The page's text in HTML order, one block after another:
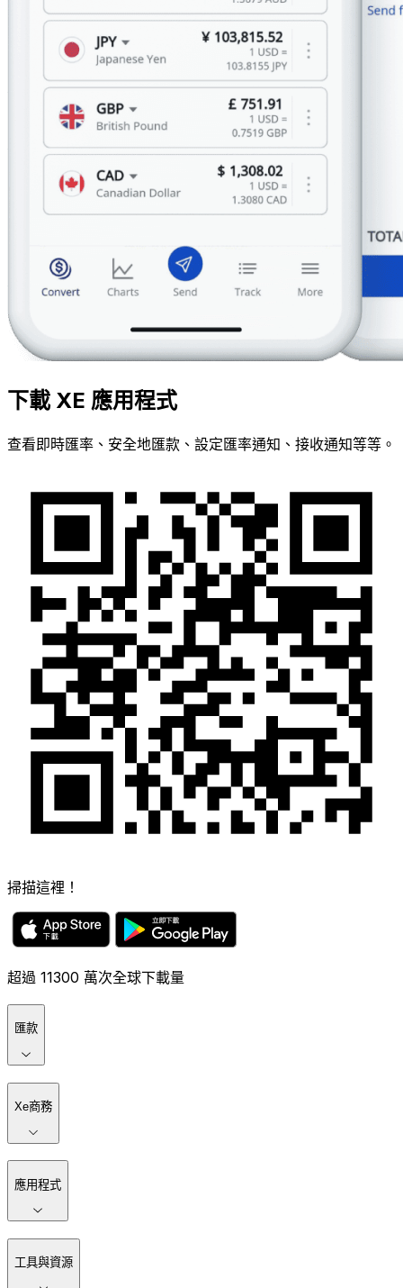
下載 XE 應用程式
查看即時匯率、安全地匯款、設定匯率通知、接收通知等等。
掃描這裡！
超過 11300 萬次全球下載量
匯款
Xe商務
應用程式
工具與資源